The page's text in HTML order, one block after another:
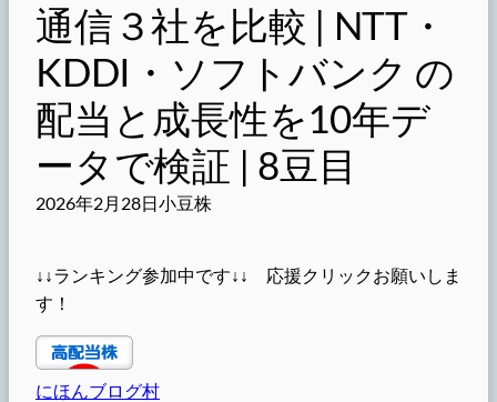
通信３社を比較 | NTT・
KDDI・ソフトバンク の
配当と成長性を10年デ
ータで検証 | 8豆目
2026年2月28日小豆株
↓↓ランキング参加中です↓↓ 応援クリックお願いしま
す！
にほんブログ村